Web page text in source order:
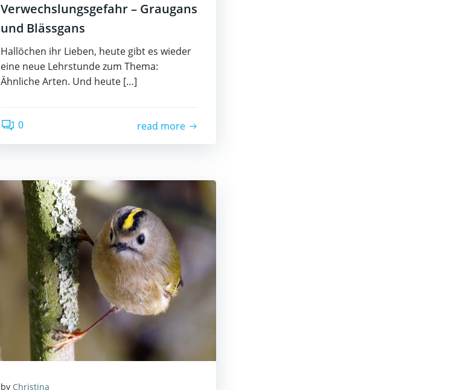
Verwechslungsgefahr – Graugans
und Blässgans
Hallöchen ihr Lieben, heute gibt es wieder
eine neue Lehrstunde zum Thema:
Ähnliche Arten. Und heute […]
0 read more
by Christina